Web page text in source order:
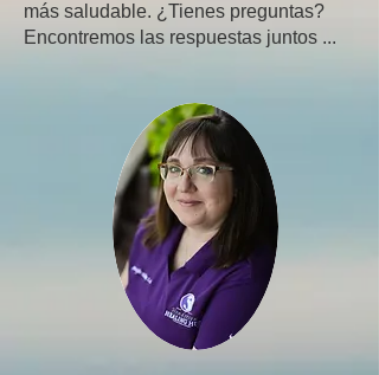
más saludable. ¿Tienes preguntas?
Encontremos las respuestas juntos ...